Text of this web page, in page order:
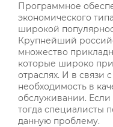
Программное
экономического
широкой
Крупнейший
множество
которые широко
отраслях. И в связи
необходимость в
обслуживании. Если
тогда специалисты
данную проблему.